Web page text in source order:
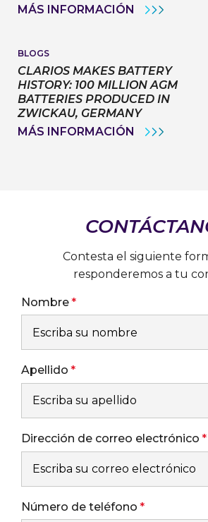
FOR
TALENT
MÁS INFORMACIÓN OPTIMA
8
PROTOTYPE
AT
THE
2026
GOODWOOD
FESTIVAL
BLOGS
CLARIOS MAKES BATTERY
HISTORY: 100 MILLION AGM
BATTERIES PRODUCED IN
ZWICKAU, GERMANY
MÁS INFORMACIÓN CLARIOS
PRODUCED
IN
GERMANY
Contesta el siguiente
responderemos a tu
Nombre
Apellido
Dirección de correo electrónico
Número de teléfono